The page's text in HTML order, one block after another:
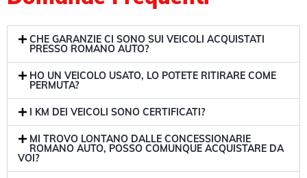
CHE GARANZIE CI SONO SUI VEICOLI ACQUISTATI
PRESSO ROMANO AUTO?
HO UN VEICOLO USATO, LO POTETE RITIRARE COME
PERMUTA?
I KM DEI VEICOLI SONO CERTIFICATI?
MI TROVO LONTANO DALLE CONCESSIONARIE
ROMANO AUTO, POSSO COMUNQUE ACQUISTARE DA
VOI?